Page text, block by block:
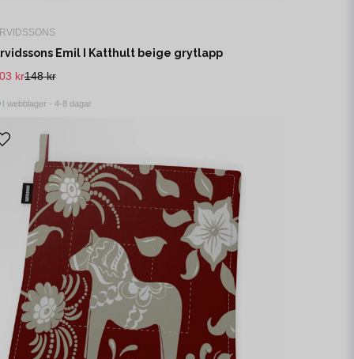
Emil I Katthult beige grytlapp
148 kr
kr
I webblager - 4-8 dagar